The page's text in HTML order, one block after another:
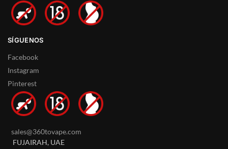
SÍGUENOS
Facebook
Instagram
Pinterest
sales@360tovape.com
FUJAIRAH, UAE